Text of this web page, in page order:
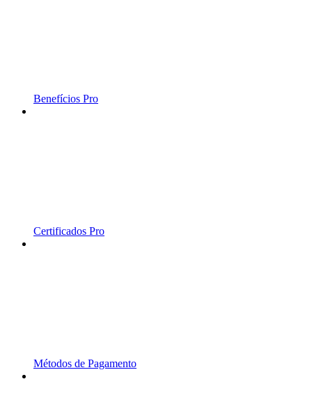
Benefícios Pro
Certificados Pro
Métodos de Pagamento